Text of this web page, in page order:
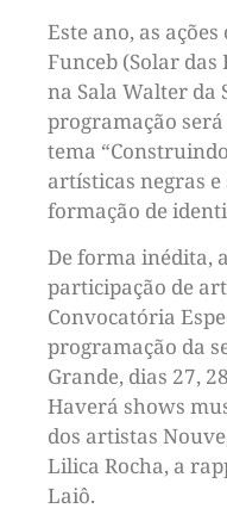
Este ano, as
Funceb (Solar das
na Sala Walter da
programação
tema
artísticas negras
formação de
De forma inédita,
participação de
Convocatória
programação da
Grande, dias 27,
Haverá shows
dos artistas
Lilica Rocha, a
Laiô.